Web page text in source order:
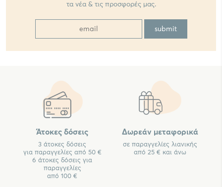
τα νέα & τις προσφορές μας.
Άτοκες δόσεις
3 άτοκες δόσεις
για παραγγελίες από 50 €
6 άτοκες δόσεις για
παραγγελίες
από 100 €
Δωρεάν μεταφορικά
σε παραγγελίες λιανικής
από 25 € και άνω